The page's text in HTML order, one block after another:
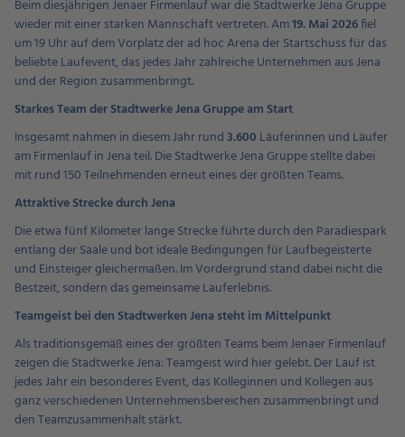
Beim diesjährigen Jenaer Firmenlauf war die Stadtwerke Jena Gruppe
wieder mit einer starken Mannschaft vertreten. Am19. Mai 2026fiel
um 19 Uhr auf dem Vorplatz der ad hoc Arena der Startschuss für das
beliebte Laufevent, das jedes Jahr zahlreiche Unternehmen aus Jena
und der Region zusammenbringt.
Starkes Team der Stadtwerke Jena Gruppe am Start
Insgesamt nahmen in diesem Jahr rund3.600 Läuferinnen und Läufer
am Firmenlauf in Jena teil. Die Stadtwerke Jena Gruppe stellte dabei
mit rund 150 Teilnehmenden erneut eines der größten Teams.
Attraktive Strecke durch Jena
Die etwa fünf Kilometer lange Strecke führte durch den Paradiespark
entlang der Saale und bot ideale Bedingungen für Laufbegeisterte
und Einsteiger gleichermaßen. Im Vordergrund stand dabei nicht die
Bestzeit, sondern das gemeinsame Lauferlebnis.
Teamgeist bei den Stadtwerken Jena steht im Mittelpunkt
Als traditionsgemäß eines der größten Teams beim Jenaer Firmenlauf
zeigen die Stadtwerke Jena: Teamgeist wird hier gelebt. Der Lauf ist
jedes Jahr ein besonderes Event, das Kolleginnen und Kollegen aus
ganz verschiedenen Unternehmensbereichen zusammenbringt und
den Teamzusammenhalt stärkt.